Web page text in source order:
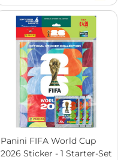
Panini FIFA World Cup
2026 Sticker - 1 Starter-Set